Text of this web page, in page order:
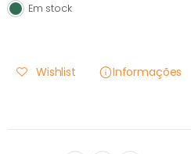
Em stock
Em stock
Wishlist Informações